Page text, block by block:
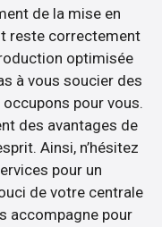
de la mise en
reste correctement
optimisée
à vous soucier des
pour vous.
des avantages de
Ainsi, n’hésitez
pour un
de votre centrale
accompagne pour